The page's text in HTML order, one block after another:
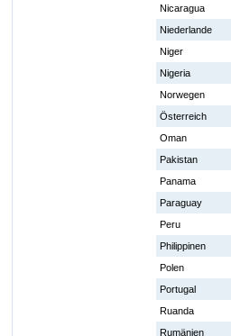
Nicaragua
Niederlande
Niger
Nigeria
Norwegen
Österreich
Oman
Pakistan
Panama
Paraguay
Peru
Philippinen
Polen
Portugal
Ruanda
Rumänien